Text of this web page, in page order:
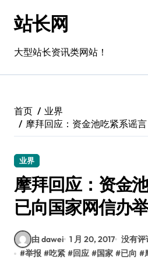
站长网
大型站长资讯类网站！
首页
业界
摩拜回应：资金池吃紧系谣
业界
摩拜回应：资金
已向国家网信办
由 dawei 1 月 20, 2017 没有评
#举报 #吃紧 #回应 #国家 #已向 #